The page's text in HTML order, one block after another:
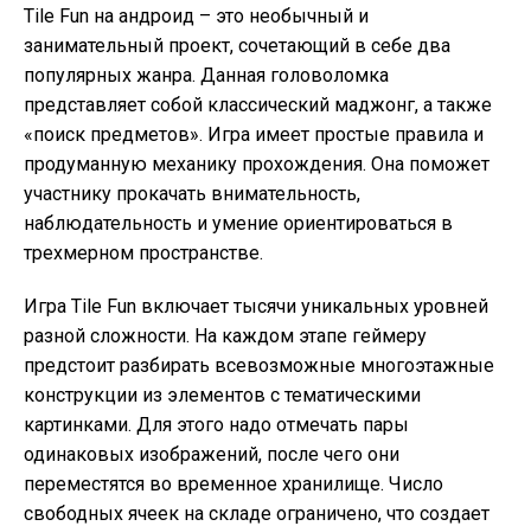
Tile Fun на андроид – это необычный и
занимательный проект, сочетающий в себе два
популярных жанра. Данная головоломка
представляет собой классический маджонг, а также
«поиск предметов». Игра имеет простые правила и
продуманную механику прохождения. Она поможет
участнику прокачать внимательность,
наблюдательность и умение ориентироваться в
трехмерном пространстве.
Игра Tile Fun включает тысячи уникальных уровней
разной сложности. На каждом этапе геймеру
предстоит разбирать всевозможные многоэтажные
конструкции из элементов с тематическими
картинками. Для этого надо отмечать пары
одинаковых изображений, после чего они
переместятся во временное хранилище. Число
свободных ячеек на складе ограничено, что создает